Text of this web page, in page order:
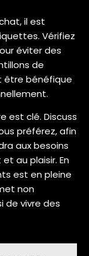
il est
Vérifiez
éviter des
de
être bénéfique
est clé. Discuss
préférez, afin
aux besoins
au plaisir. En
est en pleine
non
de vivre des